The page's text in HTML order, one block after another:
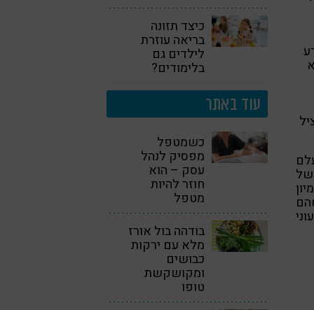
של
כיצד תזונה
בריאה עוזרת
לילדים גם
בלימודים?
עוד באתר
כשמטפל
מפסיק לנהל
עסק – הוא
חוזר להיות
מטפל
בודהה בול אורז
מלא עם ירקות
כבושים
ומקושקשת
טופו